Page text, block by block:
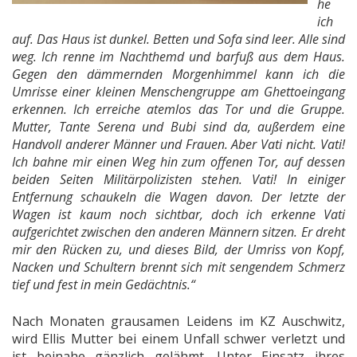
he
ich
auf. Das Haus ist dunkel. Betten und Sofa sind leer. Alle sind
weg. Ich renne im Nachthemd und barfuß aus dem Haus.
Gegen den dämmernden Morgenhimmel kann ich die
Umrisse einer kleinen Menschengruppe am Ghettoeingang
erkennen. Ich erreiche atemlos das Tor und die Gruppe.
Mutter, Tante Serena und Bubi sind da, außerdem eine
Handvoll anderer Männer und Frauen. Aber Vati nicht. Vati!
Ich bahne mir einen Weg hin zum offenen Tor, auf dessen
beiden Seiten Militärpolizisten stehen. Vati! In einiger
Entfernung schaukeln die Wagen davon. Der letzte der
Wagen ist kaum noch sichtbar, doch ich erkenne Vati
aufgerichtet zwischen den anderen Männern sitzen. Er dreht
mir den Rücken zu, und dieses Bild, der Umriss von Kopf,
Nacken und Schultern brennt sich mit sengendem Schmerz
tief und fest in mein Gedächtnis.“
Nach Monaten grausamen Leidens im KZ Auschwitz,
wird Ellis Mutter bei einem Unfall schwer verletzt und